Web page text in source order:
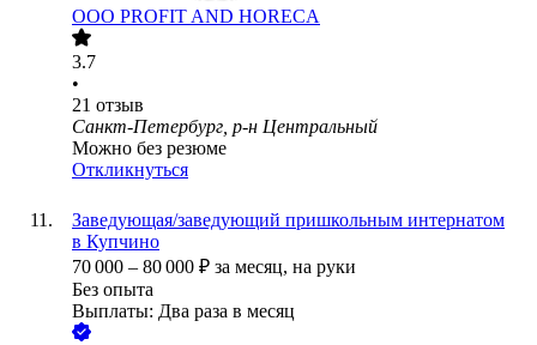
ООО PROFIT AND HORECA
3.7
•
21 отзыв
Санкт-Петербург, р-н Центральный
Можно без резюме
Откликнуться
Заведующая/заведующий пришкольным интернатом
в Купчино
70 000 – 80 000 ₽ за месяц, на руки
Без опыта
Выплаты: Два раза в месяц